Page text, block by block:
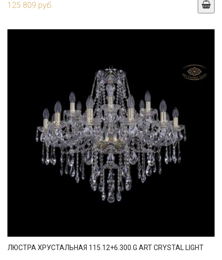
125 809 руб.
ЛЮСТРА ХРУСТАЛЬНАЯ 115.12+6.300.G ART CRYSTAL LIGHT